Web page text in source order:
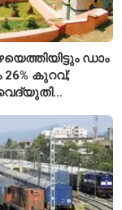
ഡാം
കുറവ്;